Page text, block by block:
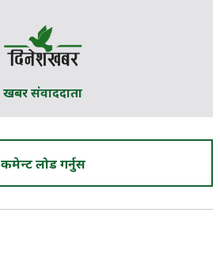
खबर संवाददाता
कमेन्ट लोड गर्नुस